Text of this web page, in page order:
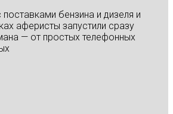
бензина и дизеля и
аферисты запустили сразу
— от простых телефонных